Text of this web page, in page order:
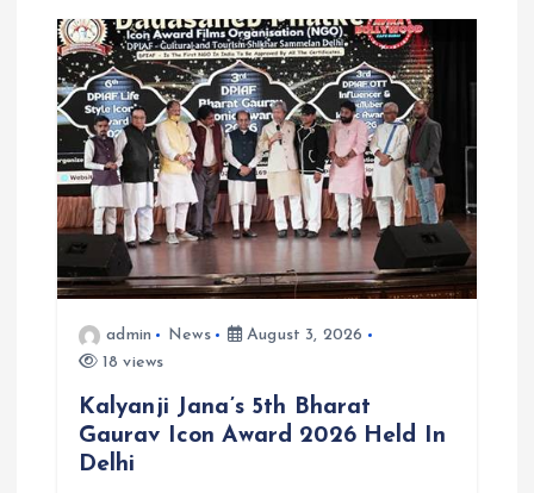
admin News
August 3, 2026
18 views
Kalyanji Jana’s 5th Bharat
Gaurav Icon Award 2026 Held In
Delhi